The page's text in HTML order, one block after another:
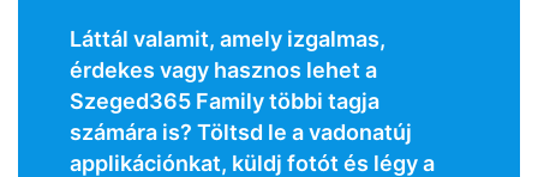
Láttál valamit, amely izgalmas,
érdekes vagy hasznos lehet a
Szeged365 Family többi tagja
számára is? Töltsd le a vadonatúj
applikációnkat, küldj fotót és légy a